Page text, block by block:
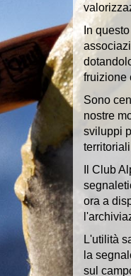
In
fruizione
Sono
nostre
sviluppi
Il Club
ora a
L'utilità
la
sul